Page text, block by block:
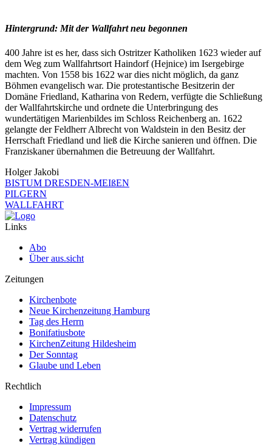
Hintergrund: Mit der Wallfahrt neu begonnen
400 Jahre ist es her, dass sich Ostritzer Katholiken 1623 wieder auf
dem Weg zum Wallfahrtsort Haindorf (Hejnice) im Isergebirge
machten. Von 1558 bis 1622 war dies nicht möglich, da ganz
Böhmen evangelisch war. Die protestantische Besitzerin der
Domäne Friedland, Katharina von Redern, verfügte die Schließung
der Wallfahrtskirche und ordnete die Unterbringung des
wundertätigen Marienbildes im Schloss Reichenberg an. 1622
gelangte der Feldherr Albrecht von Waldstein in den Besitz der
Herrschaft Friedland und ließ die Kirche sanieren und öffnen. Die
Franziskaner übernahmen die Betreuung der Wallfahrt.
Holger Jakobi
BISTUM DRESDEN-MEIßEN
PILGERN
WALLFAHRT
Links
Abo
Über aus.sicht
Zeitungen
Kirchenbote
Neue Kirchenzeitung Hamburg
Tag des Herrn
Bonifatiusbote
KirchenZeitung Hildesheim
Der Sonntag
Glaube und Leben
Rechtlich
Impressum
Datenschutz
Vertrag widerrufen
Vertrag kündigen